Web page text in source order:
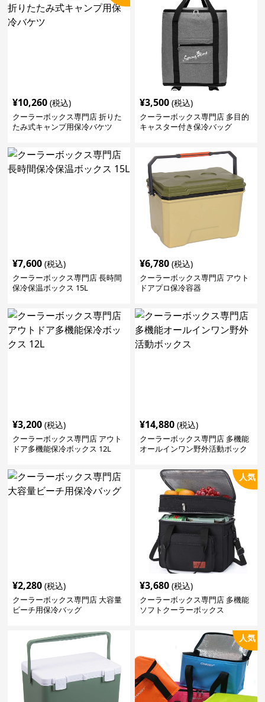
¥10,260 (税込)
クーラーボックス専門店 折りた
たみ式キャンプ用保冷バケツ
¥3,500 (税込)
クーラーボックス専門店 多目的
キャスター付き保冷バッグ
¥7,600 (税込)
クーラーボックス専門店 長時間
保冷保温ボックス 15L
¥6,780 (税込)
クーラーボックス専門店 アウト
ドアプロ保冷容器
¥3,200 (税込)
クーラーボックス専門店 アウト
ドア多機能保冷ボックス 12L
¥14,880 (税込)
クーラーボックス専門店 多機能
オールインワン野外活動ボック
¥2,280 (税込)
クーラーボックス専門店 大容量
ビーチ用保冷バッグ
人気
¥3,680 (税込)
クーラーボックス専門店 多機能
ソフトクーラーボックス
人気